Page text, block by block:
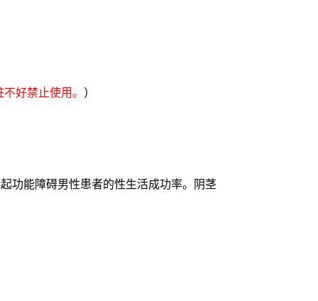
好禁止使用。 ）
功能障碍男性患者的性生活成功率。阴茎